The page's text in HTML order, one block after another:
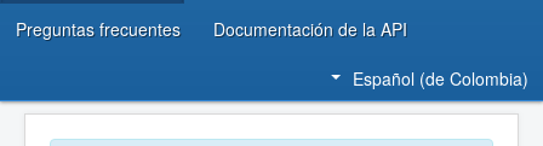
Preguntas frecuentes Documentación de la API
Español (de Colombia)